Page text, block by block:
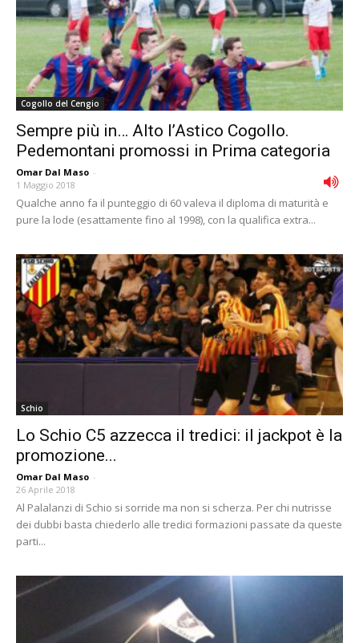
Cogollo del Cengio
Sempre più in… Alto l’Astico Cogollo.
Pedemontani promossi in Prima categoria
Omar Dal Maso -
1 Maggio 2018
Qualche anno fa il punteggio di 60 valeva il diploma di maturità e
pure la lode (esattamente fino al 1998), con la qualifica extra...
Schio
Lo Schio C5 azzecca il tredici: il jackpot è la
promozione...
Omar Dal Maso -
26 Aprile 2018
Al Palalanzi di Schio si sorride ma non si scherza. Per chi nutrisse
dei dubbi basta chiederlo alle tredici formazioni passate da queste
parti...